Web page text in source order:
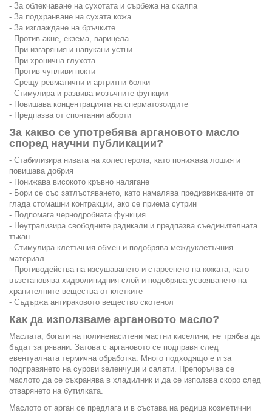
- За облекчаване на сухотата и сърбежа на скалпа
- За подхранване на сухата кожа
- За изглаждане на бръчките
- Против акне, екзема, варицела
- При изгаряния и напукани устни
- При хронична глухота
- Против чупливи нокти
- Срещу ревматични и артритни болки
- Стимулира и развива мозъчните функции
- Повишава концентрацията на сперматозоидите
- Предпазва от спонтанни аборти
За какво се употребява аргановото масло
според научни публикации?
- Стабилизира нивата на холестерола, като понижава лошия и
повишава добрия
- Понижава високото кръвно налягане
- Бори се със затлъстяването, като намалява предизвикваните от
глада стомашни контракции, ако се приема сутрин
- Подпомага чернодробната функция
- Неутрализира свободните радикали и предпазва съединителната
тъкан
- Стимулира клетъчния обмен и подобрява междуклетъчния
материал
- Противодейства на изсушаването и стареенето на кожата, като
възстановява хидролипидния слой и подобрява усвояването на
хранителните вещества от клетките
- Съдържа антираковото вещество скотенол
Как да използваме аргановото масло?
Маслата, богати на полиненаситени мастни киселини, не трябва да
бъдат загрявани. Затова с аргановото се подправя след
евентуалната термична обработка. Много подходящо е и за
подправянето на сурови зеленчуци и салати. Препоръчва се
маслото да се съхранява в хладилник и да се използва скоро след
отварянето на бутилката.
Маслото от арган се предлага и в състава на редица козметични